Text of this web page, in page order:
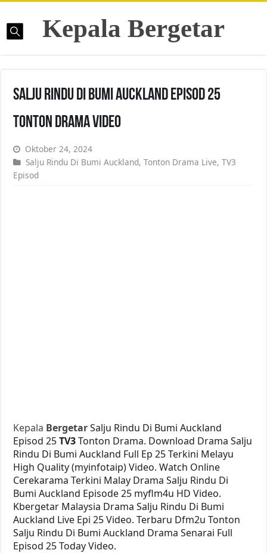
Kepala Bergetar
Salju Rindu Di Bumi Auckland Episod 25
Tonton Drama Video
Oktober 24, 2024
Salju Rindu Di Bumi Auckland,Tonton Drama Live,TV3
Episod
Kepala BergetarSalju Rindu Di Bumi Auckland
Episod 25TV3Tonton Drama. Download Drama Salju
Rindu Di Bumi Auckland Full Ep 25 Terkini Melayu
High Quality (myinfotaip) Video. Watch Online
Cerekarama Terkini Malay Drama Salju Rindu Di
Bumi Auckland Episode 25 myflm4u HD Video.
Kbergetar Malaysia Drama Salju Rindu Di Bumi
Auckland Live Epi 25 Video. Terbaru Dfm2u Tonton
Salju Rindu Di Bumi Auckland Drama Senarai Full
Episod 25 Today Video.